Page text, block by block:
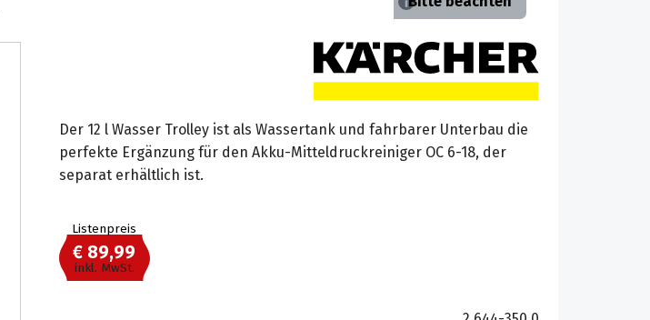
Der 12 l Wasser Trolley ist als Wassertank und fahrbarer Unterbau die
perfekte Ergänzung für den Akku-Mitteldruckreiniger OC 6-18, der
separat erhältlich ist.
Listenpreis
€ 89,99
inkl. MwSt.